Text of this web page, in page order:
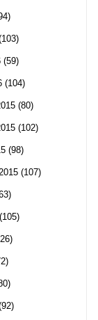
(59)
(104)
(80)
(102)
(98)
(107)
(105)